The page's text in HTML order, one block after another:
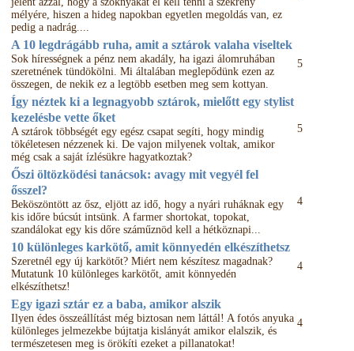
mélyére, hiszen a hideg napokban egyetlen megoldás van, ez
pedig a nadrág....
A 10 legdrágább ruha, amit a sztárok valaha viseltek
Sok hírességnek a pénz nem akadály, ha igazi álomruhában
szeretnének tündökölni. Mi általában meglepődünk ezen az
összegen, de nekik ez a legtöbb esetben meg sem kottyan.
5
Így néztek ki a legnagyobb sztárok, mielőtt egy stylist
kezelésbe vette őket
A sztárok többségét egy egész csapat segíti, hogy mindig
tökéletesen nézzenek ki. De vajon milyenek voltak, amikor
még csak a saját ízlésükre hagyatkoztak?
5
Őszi öltözködési tanácsok: avagy mit vegyél fel
ősszel?
Beköszöntött az ősz, eljött az idő, hogy a nyári ruháknak egy
kis időre búcsút intsünk. A farmer shortokat, topokat,
szandálokat egy kis dőre száműznöd kell a hétköznapi...
4
10 különleges karkötő, amit könnyedén elkészíthetsz
Szeretnél egy új karkötőt? Miért nem készítesz magadnak?
Mutatunk 10 különleges karkötőt, amit könnyedén
elkészíthetsz!
4
Egy igazi sztár ez a baba, amikor alszik
Ilyen édes összeállítást még biztosan nem láttál! A fotós anyuka
különleges jelmezekbe bújtatja kislányát amikor elalszik, és
természetesen meg is örökíti ezeket a pillanatokat!
4